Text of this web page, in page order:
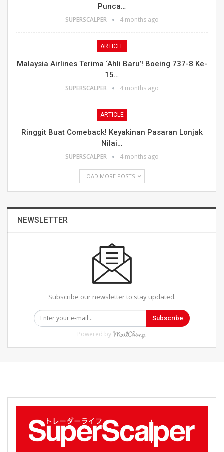
Punca…
SUPERSCALPER 4 months ago
ARTICLE
Malaysia Airlines Terima ‘Ahli Baru’! Boeing 737-8 Ke-
15…
SUPERSCALPER 4 months ago
ARTICLE
Ringgit Buat Comeback! Keyakinan Pasaran Lonjak
Nilai…
SUPERSCALPER 4 months ago
LOAD MORE POSTS
NEWSLETTER
Subscribe our newsletter to stay updated.
Subscribe
Powered by